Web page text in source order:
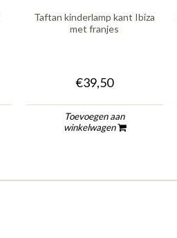
Taftan kinderlamp kant Ibiza
met franjes
€39,50
Toevoegen aan
winkelwagen